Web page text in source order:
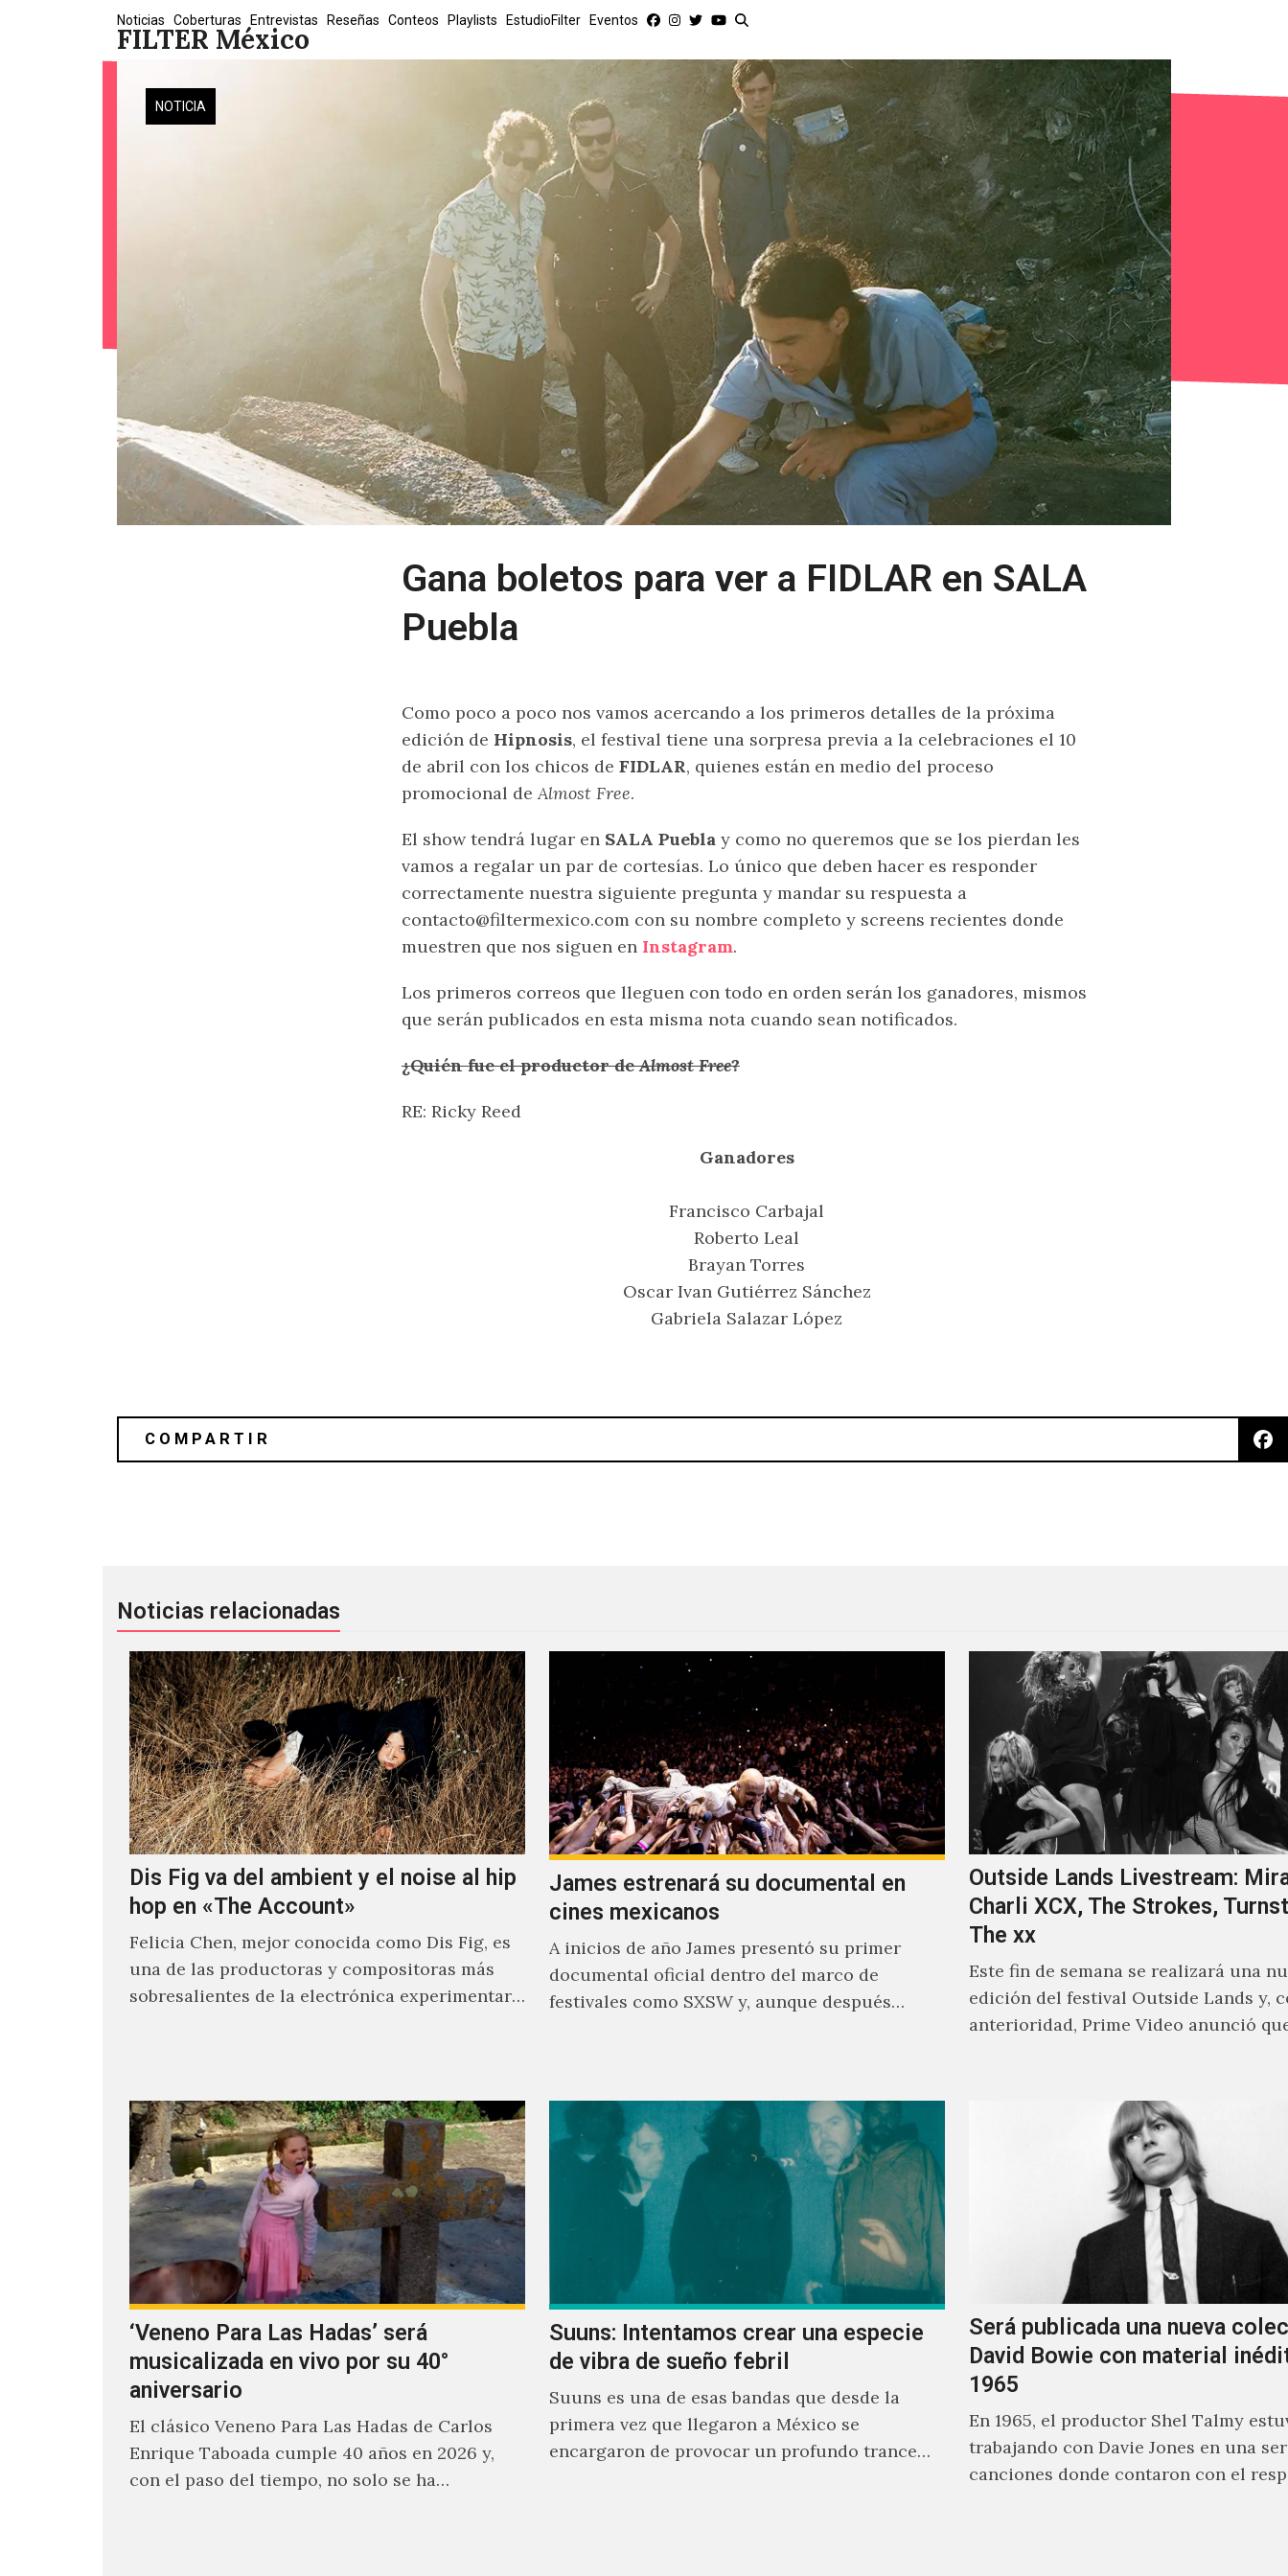
FILTER México
Noticias Coberturas Entrevistas Reseñas Conteos Playlists EstudioFilter Eventos
NOTICIA
Gana boletos para ver a FIDLAR en SALA
Puebla
Como poco a poco nos vamos acercando a los primeros detalles de la próxima
edición de Hipnosis, el festival tiene una sorpresa previa a la celebraciones el 10
de abril con los chicos de FIDLAR, quienes están en medio del proceso
promocional deAlmost Free.
El show tendrá lugar en SALA Puebla y como no queremos que se los pierdan les
vamos a regalar un par de cortesías. Lo único que deben hacer es responder
correctamente nuestra siguiente pregunta y mandar su respuesta a
contacto@filtermexico.com con su nombre completo y screens recientes donde
muestren que nos siguen en Instagram.
Los primeros correos que lleguen con todo en orden serán los ganadores, mismos
que serán publicados en esta misma nota cuando sean notificados.
¿Quién fue el productor deAlmost Free?
RE: Ricky Reed
Ganadores
Francisco Carbajal
Roberto Leal
Brayan Torres
Oscar Ivan Gutiérrez Sánchez
Gabriela Salazar López
Noticias relacionadas
Dis Fig va del ambient y el noise al hip
hop en «The Account»
Felicia Chen, mejor conocida como Dis Fig, es
una de las productoras y compositoras más
sobresalientes de la electrónica experimentar
James estrenará su documental en
cines mexicanos
A inicios de año James presentó su primer
documental oficial dentro del marco de
festivales como SXSW y, aunque después
Outside Lands Livestream:
Charli XCX, The Strokes,
The xx
Este fin de semana se realizará una
edición del festival Outside Lands y,
anterioridad, Prime Video anunció
‘Veneno Para Las Hadas’ será
musicalizada en vivo por su 40°
aniversario
El clásico Veneno Para Las Hadas de Carlos
Enrique Taboada cumple 40 años en 2026 y,
con el paso del tiempo, no solo se ha…
Suuns: Intentamos crear una especie
de vibra de sueño febril
Suuns es una de esas bandas que desde la
primera vez que llegaron a México se
encargaron de provocar un profundo trance
Será publicada una nueva
David Bowie con material
1965
En 1965, el productor Shel Talmy
trabajando con Davie Jones en una
canciones donde contaron con el